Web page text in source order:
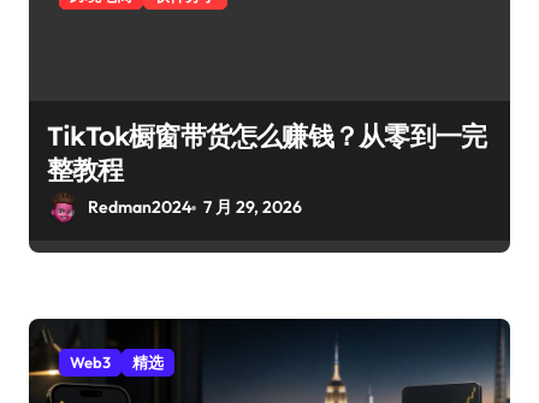
TikTok橱窗带货怎么赚钱？从零到一完
整教程
Redman2024 7 月 29, 2026
Web3 精选